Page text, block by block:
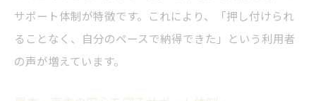
サポート体制が特徴です。これにより、「押し付けられ
ることなく、自分のペースで納得できた」という利用者
の声が増えています。